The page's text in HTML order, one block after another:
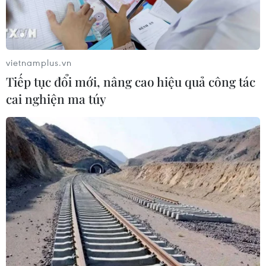
Cơ hội nhận học bổng Trường quốc tế Mỹ
cho học sinh từ lớp 3 đến lớp 7
24/09/2021 16:06
Học sinh nhận học bổng sẽ theo học trực tuyến, chương
vietnamplus.vn
Tiếp tục đổi mới, nâng cao hiệu quả công tác
cai nghiện ma túy